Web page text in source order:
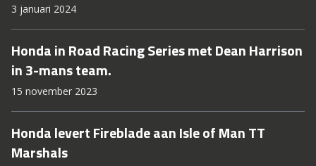
3 januari 2024
Honda in Road Racing Series met Dean Harrison
in 3-mans team.
15 november 2023
Honda levert Fireblade aan Isle of Man TT
Marshals